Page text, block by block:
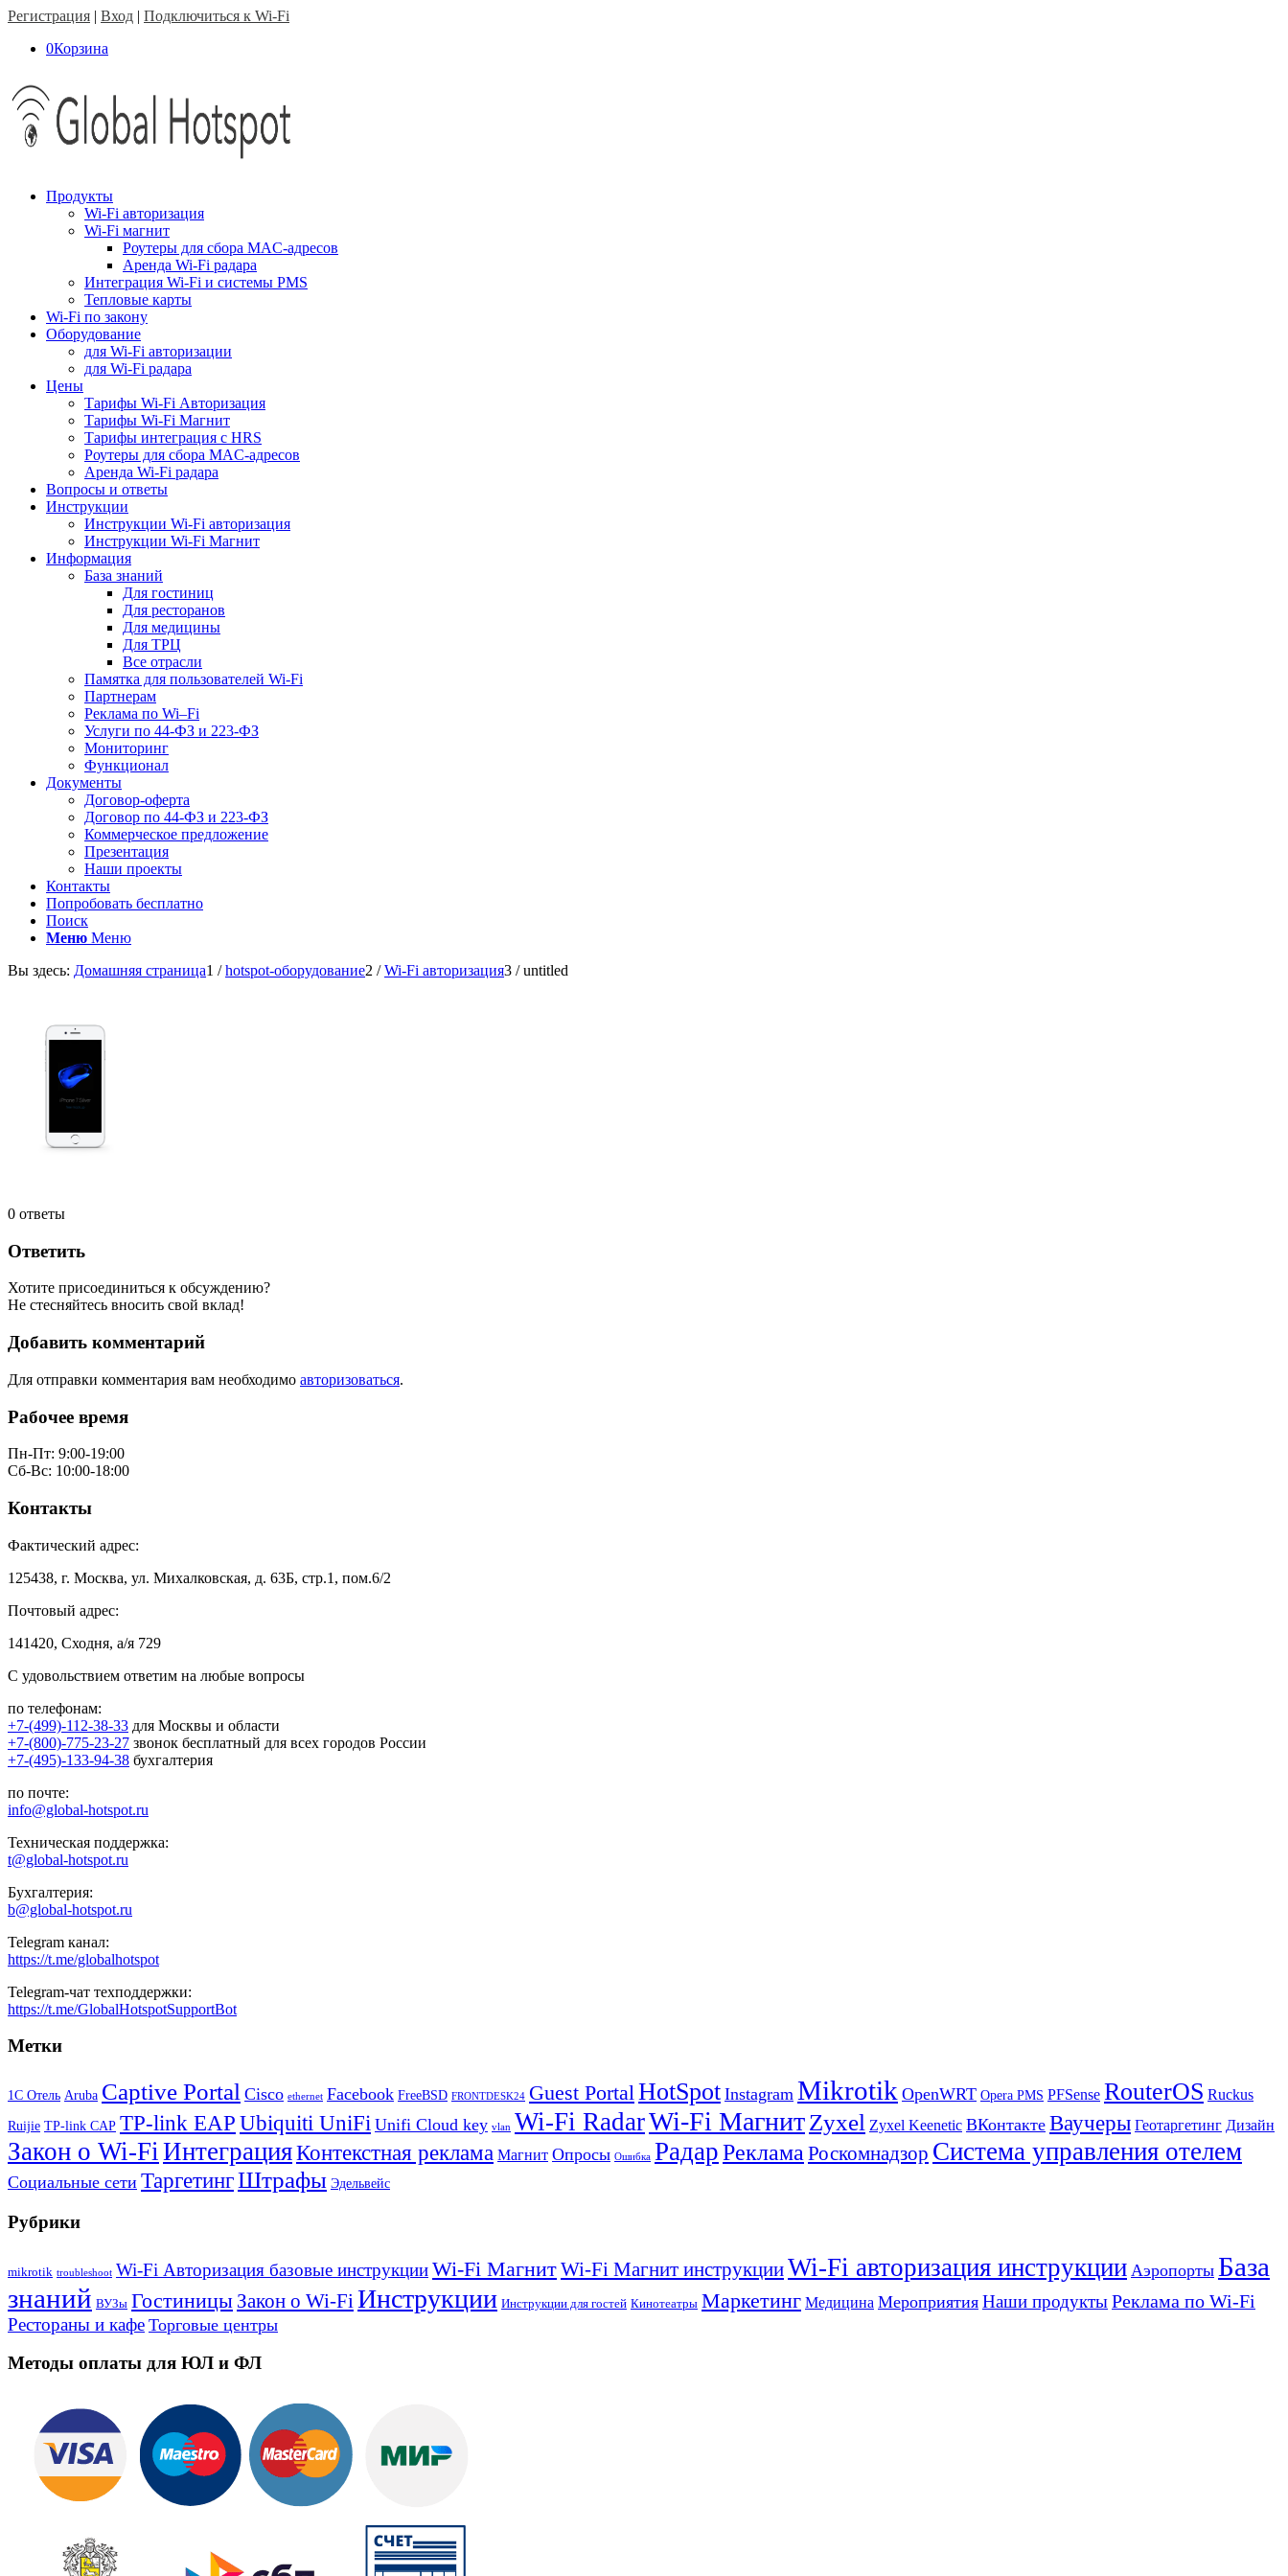
Регистрация | Вход | Подключиться к Wi-Fi
0Корзина
Продукты
Wi-Fi авторизация
Wi-Fi магнит
Роутеры для сбора MAC-адресов
Аренда Wi-Fi радара
Интеграция Wi-Fi и системы PMS
Тепловые карты
Wi-Fi по закону
Оборудование
для Wi-Fi авторизации
для Wi-Fi радара
Цены
Тарифы Wi-Fi Авторизация
Тарифы Wi-Fi Магнит
Тарифы интеграция с HRS
Роутеры для сбора MAC-адресов
Аренда Wi-Fi радара
Вопросы и ответы
Инструкции
Инструкции Wi-Fi авторизация
Инструкции Wi-Fi Магнит
Информация
База знаний
Для гостиниц
Для ресторанов
Для медицины
Для ТРЦ
Все отрасли
Памятка для пользователей Wi-Fi
Партнерам
Реклама по Wi–Fi
Услуги по 44-ФЗ и 223-ФЗ
Мониторинг
Функционал
Документы
Договор-оферта
Договор по 44-ФЗ и 223-ФЗ
Коммерческое предложение
Презентация
Наши проекты
Контакты
Попробовать бесплатно
Поиск
Меню Меню
Вы здесь: Домашняя страница1 / hotspot-оборудование2 / Wi-Fi авторизация3 / untitled
0 ответы
Ответить
Хотите присоединиться к обсуждению?
Не стесняйтесь вносить свой вклад!
Добавить комментарий
Для отправки комментария вам необходимо авторизоваться.
Рабочее время
Пн-Пт: 9:00-19:00
Сб-Вс: 10:00-18:00
Контакты
Фактический адрес:
125438, г. Москва, ул. Михалковская, д. 63Б, стр.1, пом.6/2
Почтовый адрес:
141420, Сходня, а/я 729
С удовольствием ответим на любые вопросы
по телефонам:
+7-(499)-112-38-33 для Москвы и области
+7-(800)-775-23-27 звонок бесплатный для всех городов России
+7-(495)-133-94-38 бухгалтерия
по почте:
info@global-hotspot.ru
Техническая поддержка:
t@global-hotspot.ru
Бухгалтерия:
b@global-hotspot.ru
Telegram канал:
https://t.me/globalhotspot
Telegram-чат техподдержки:
https://t.me/GlobalHotspotSupportBot
Метки
1С Отель Aruba Captive Portal Cisco ethernet Facebook FreeBSD FRONTDESK24 Guest PortalHotSpot Instagram Mikrotik OpenWRT Opera PMS PFSense RouterOS Ruckus
Ruijie TP-link CAP TP-link EAP Ubiquiti UniFi Unifi Cloud key vlan Wi-Fi RadarWi-Fi МагнитZyxel Zyxel Keenetic ВКонтакте Ваучеры Геотаргетинг Дизайн
Закон о Wi-FiИнтеграцияКонтекстная реклама Магнит Опросы Ошибка РадарРеклама Роскомнадзор Система управления отелем
Социальные сети ТаргетингШтрафы Эдельвейс
Рубрики
mikrotik troubleshoot Wi-Fi Авторизация базовые инструкцииWi-Fi МагнитWi-Fi Магнит инструкцииWi-Fi авторизация инструкции Аэропорты База
знаний ВУЗы Гостиницы Закон о Wi-Fi Инструкции Инструкции для гостей Кинотеатры Маркетинг Медицина Мероприятия Наши продуктыРеклама по Wi-Fi
Рестораны и кафе Торговые центры
Методы оплаты для ЮЛ и ФЛ